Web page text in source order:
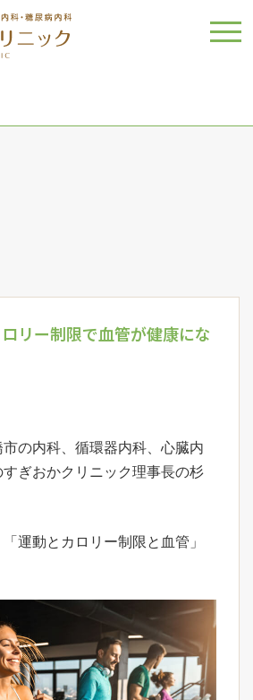
リー制限で血管が健康にな
の内科、循環器内科、心臓内
ぎおかクリニック理事長の杉
運動とカロリー制限と血管」